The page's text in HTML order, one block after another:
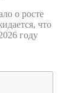
о росте
что
году